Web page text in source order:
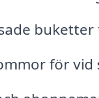
för vid